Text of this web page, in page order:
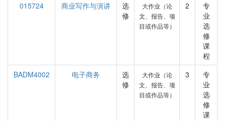
015724
商业写作与演讲
选
修
大作业（论
文、报告、项
目或作品等）
2
专
业
选
修
课
程
BADM4002
电子商务
选
修
大作业（论
文、报告、项
目或作品等）
3
专
业
选
修
课